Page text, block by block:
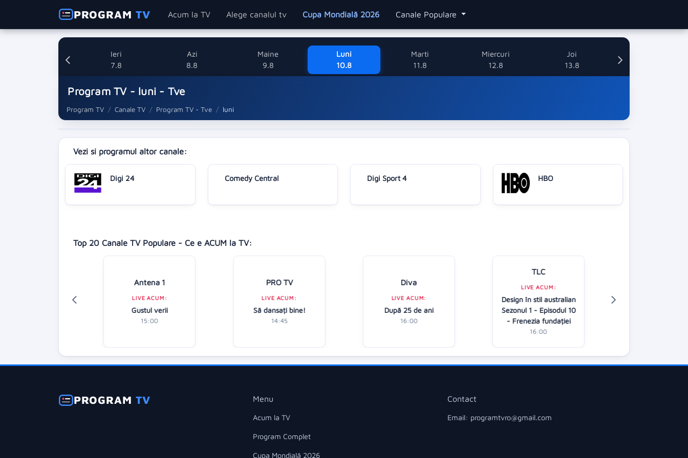
PROGRAMTV Acum la TV Alege canalul tv Cupa Mondială 2026 Canale Populare
Ieri
7.8
Azi
8.8
Maine
9.8
Luni
10.8
Marti
11.8
Miercuri
12.8
Joi
13.8
Program TV - luni - Tve
Program TV Canale TV Program TV - Tve luni
Vezi si programul altor canale:
Digi 24 Comedy Central Digi Sport 4 HBO
Top 20 Canale TV Populare - Ce e ACUM la TV:
Antena 1
LIVE ACUM:
Gustul verii
15:00
PRO TV
LIVE ACUM:
Să dansați bine!
14:45
Diva
LIVE ACUM:
După 25 de ani
16:00
TLC
LIVE ACUM:
Design în stil australian
Sezonul 1 - Episodul 10
- Frenezia fundației
16:00
PROGRAMTV Menu
Acum la TV
Program Complet
Cupa Mondială 2026
Contact
Email: programtvro@gmail.com